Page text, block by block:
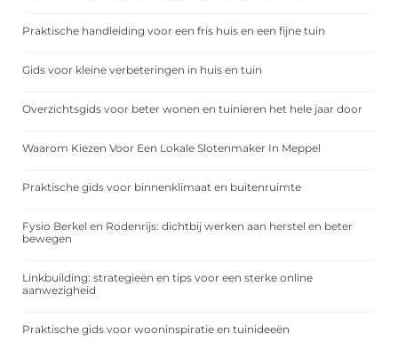
Praktische handleiding voor een fris huis en een fijne tuin
Gids voor kleine verbeteringen in huis en tuin
Overzichtsgids voor beter wonen en tuinieren het hele jaar door
Waarom Kiezen Voor Een Lokale Slotenmaker In Meppel
Praktische gids voor binnenklimaat en buitenruimte
Fysio Berkel en Rodenrijs: dichtbij werken aan herstel en beter
bewegen
Linkbuilding: strategieën en tips voor een sterke online
aanwezigheid
Praktische gids voor wooninspiratie en tuinideeën